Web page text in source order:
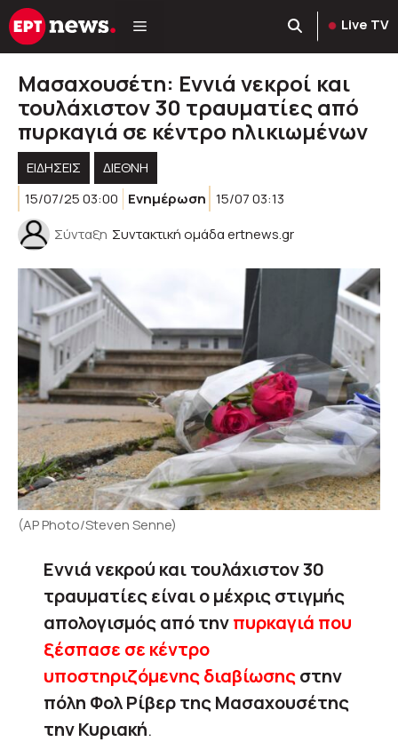
Μετάβαση
σε
Live TV
Μασαχουσέτη: Εννιά νεκροί και
τουλάχιστον 30 τραυματίες από
πυρκαγιά σε κέντρο ηλικιωμένων
ΕΙΔΗΣΕΙΣ
ΔΙΕΘΝΗ
15/07/25 03:00
Ενημέρωση 15/07 03:13
Σύνταξη Συντακτική ομάδα ertnews.gr
(AP Photo/Steven Senne)
Εννιά νεκρού και τουλάχιστον 30
τραυματίες είναι ο μέχρις στιγμής
απολογισμός από τηνπυρκαγιά που
ξέσπασε σε κέντρο
υποστηριζόμενης διαβίωσηςστην
πόλη Φολ Ρίβερ της Μασαχουσέτης
την Κυριακή.